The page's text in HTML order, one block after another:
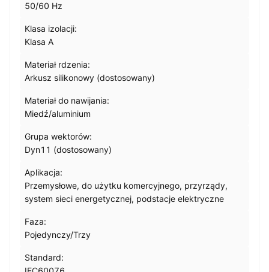
50/60 Hz
Klasa izolacji:
Klasa A
Materiał rdzenia:
Arkusz silikonowy (dostosowany)
Materiał do nawijania:
Miedź/aluminium
Grupa wektorów:
Dyn11 (dostosowany)
Aplikacja:
Przemysłowe, do użytku komercyjnego, przyrządy,
system sieci energetycznej, podstacje elektryczne
Faza:
Pojedynczy/Trzy
Standard: